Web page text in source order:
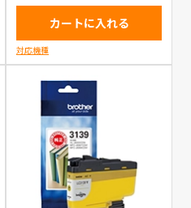
カートに入れる
対応機種